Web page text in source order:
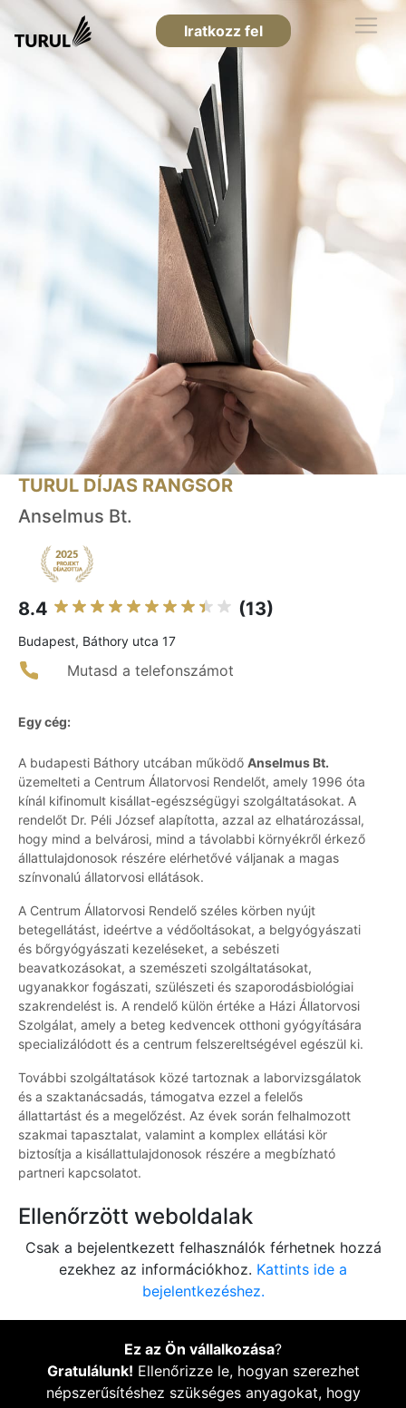
Iratkozz fel
TURUL DÍJAS RANGSOR
Anselmus Bt.
8.4 (13)
Budapest, Báthory utca 17
Mutasd a telefonszámot
Egy cég:
A budapesti Báthory utcában működő Anselmus Bt.
üzemelteti a Centrum Állatorvosi Rendelőt, amely 1996 óta
kínál kifinomult kisállat-egészségügyi szolgáltatásokat. A
rendelőt Dr. Péli József alapította, azzal az elhatározással,
hogy mind a belvárosi, mind a távolabbi környékről érkező
állattulajdonosok részére elérhetővé váljanak a magas
színvonalú állatorvosi ellátások.
A Centrum Állatorvosi Rendelő széles körben nyújt
betegellátást, ideértve a védőoltásokat, a belgyógyászati
és bőrgyógyászati kezeléseket, a sebészeti
beavatkozásokat, a szemészeti szolgáltatásokat,
ugyanakkor fogászati, szülészeti és szaporodásbiológiai
szakrendelést is. A rendelő külön értéke a Házi Állatorvosi
Szolgálat, amely a beteg kedvencek otthoni gyógyítására
specializálódott és a centrum felszereltségével egészül ki.
További szolgáltatások közé tartoznak a laborvizsgálatok
és a szaktanácsadás, támogatva ezzel a felelős
állattartást és a megelőzést. Az évek során felhalmozott
szakmai tapasztalat, valamint a komplex ellátási kör
biztosítja a kisállattulajdonosok részére a megbízható
partneri kapcsolatot.
Ellenőrzött weboldalak
Csak a bejelentkezett felhasználók férhetnek hozzá
ezekhez az információkhoz. Kattints ide a
bejelentkezéshez.
Ez az Ön vállalkozása?
Gratulálunk! Ellenőrizze le, hogyan szerezhet
népszerűsítéshez szükséges anyagokat, hogy